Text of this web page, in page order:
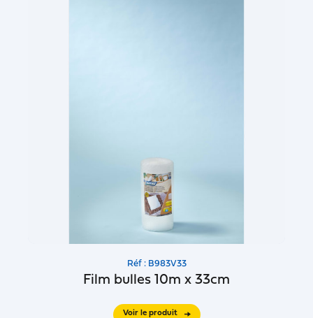
Réf : B983V33
Film bulles 10m x 33cm
Voir le produit